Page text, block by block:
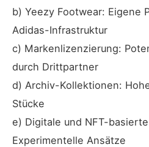
b) Yeezy Footwear: Eigene
Adidas-Infrastruktur
c) Markenlizenzierung:
durch Drittpartner
d) Archiv-Kollektionen:
Stücke
e) Digitale und NFT-
Experimentelle Ansätze